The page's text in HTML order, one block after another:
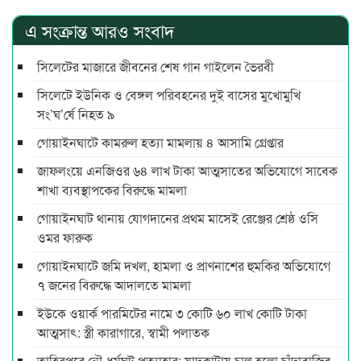
এ সংক্রান্ত আরও সংবাদ
সিলেটের মাজারে জীবনের শেষ গান গাইলেন ভৈরবী
সিলেটে ইউনিক ও বেঙ্গল পরিবহনের দুই বাসের মুখোমুখি
সং’ঘ’র্ষে নিহত ৯
গোয়াইনঘাটে কামরুল হত্যা মামলায় ৪ আসামি গ্রেপ্তার
জাফলংয়ে এনজিওর ৬৪ লাখ টাকা আত্মসাতের অভিযোগে সাবেক
শাখা ব্যবস্থাপকের বিরুদ্ধে মামলা
গোয়াইনঘাট থানায় যোগদানের প্রথম মাসেই রেঞ্জের শ্রেষ্ঠ ওসি
ওমর ফারুক
গোয়াইনঘাটে জমি দখল, হামলা ও প্রাণনাশের হুমকির অভিযোগে
৭ জনের বিরুদ্ধে আদালতে মামলা
ইউকে ওয়ার্ক পারমিটের নামে ৩ কোটি ৬০ লাখ কোটি টাকা
আত্মসাৎ: স্ত্রী কারাগারে, স্বামী পলাতক